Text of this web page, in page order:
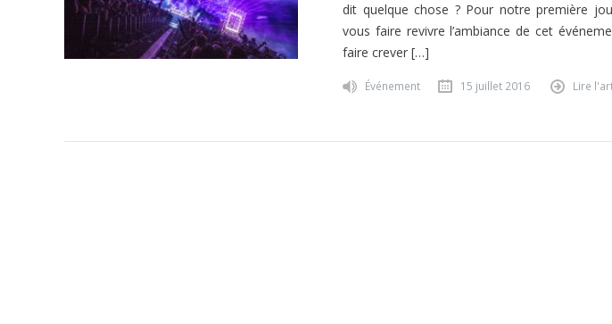
dit quelque chose ? Pour notre première
vous faire revivre l’ambiance de cet
faire crever […]
Événement 15 juillet 2016 Lire